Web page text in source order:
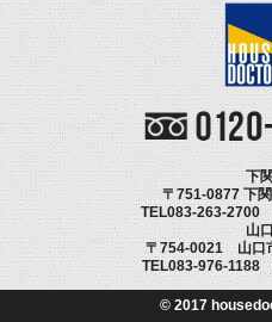
下
〒751-0877 下
TEL083-263-2700
山
〒754-0021 山口
TEL083-976-1188
© 2017